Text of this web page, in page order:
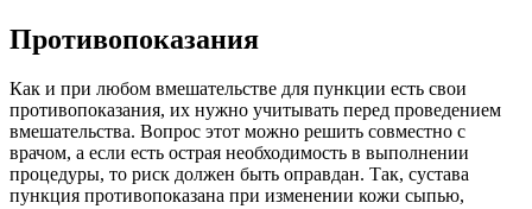
Противопоказания
Как и при любом вмешательстве для пункции есть свои
противопоказания, их нужно учитывать перед проведением
вмешательства. Вопрос этот можно решить совместно с
врачом, а если есть острая необходимость в выполнении
процедуры, то риск должен быть оправдан. Так, сустава
пункция противопоказана при изменении кожи сыпью,